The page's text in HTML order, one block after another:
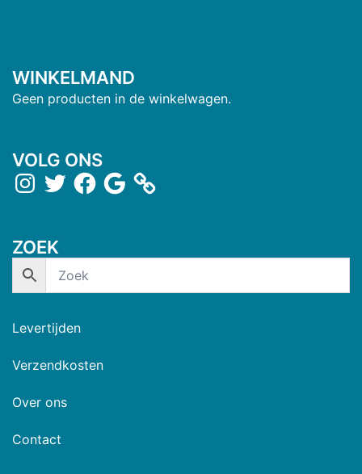
WINKELMAND
Geen producten in de winkelwagen.
VOLG ONS
ZOEK
Levertijden
Verzendkosten
Over ons
Contact